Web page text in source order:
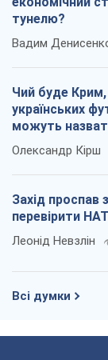
тунелю?
Вадим
Чий буде
українських
можуть
Олександр Кірш
Захід проспав
перевірити
Леонід Невзлін
Всі думки